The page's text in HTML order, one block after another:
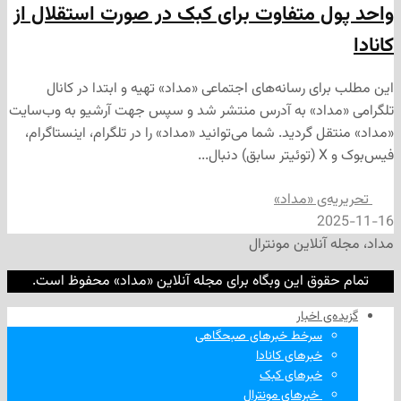
متفاوت برای کبک در صورت استقلال از
رسانه‌های اجتماعی «مداد» تهیه و ابتدا در کانال
به آدرس منتشر شد و سپس جهت آرشیو به وب‌سایت
گردید. شما می‌توانید «مداد» را در تلگرام، اینستاگرام،
«مداد»
مونترال
این وبگاه برای مجله آنلاین «مداد» محفوظ است.
اخبار
سرخط خبرهای صبحگاهی
خبرهای کانادا
خبرهای کبک
‌ خبرهای مونترال